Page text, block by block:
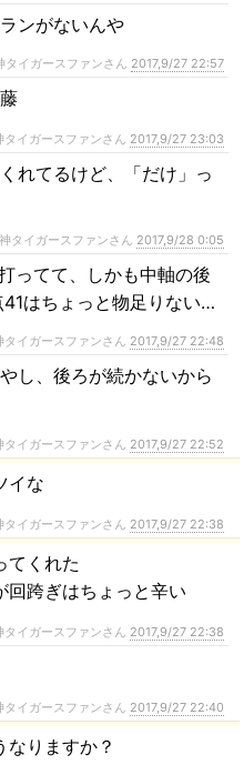
ンがないんや
イガースファンさん 2017,9/27 22:57
イガースファンさん 2017,9/27 23:03
れてるけど、「だけ」っ
タイガースファンさん 2017,9/28 0:05
ってて、しかも中軸の後
はちょっと物足りない…
イガースファンさん 2017,9/27 22:48
し、後ろが続かないから
イガースファンさん 2017,9/27 22:52
イな
イガースファンさん 2017,9/27 22:38
てくれた
回跨ぎはちょっと辛い
イガースファンさん 2017,9/27 22:38
イガースファンさん 2017,9/27 22:40
なりますか？